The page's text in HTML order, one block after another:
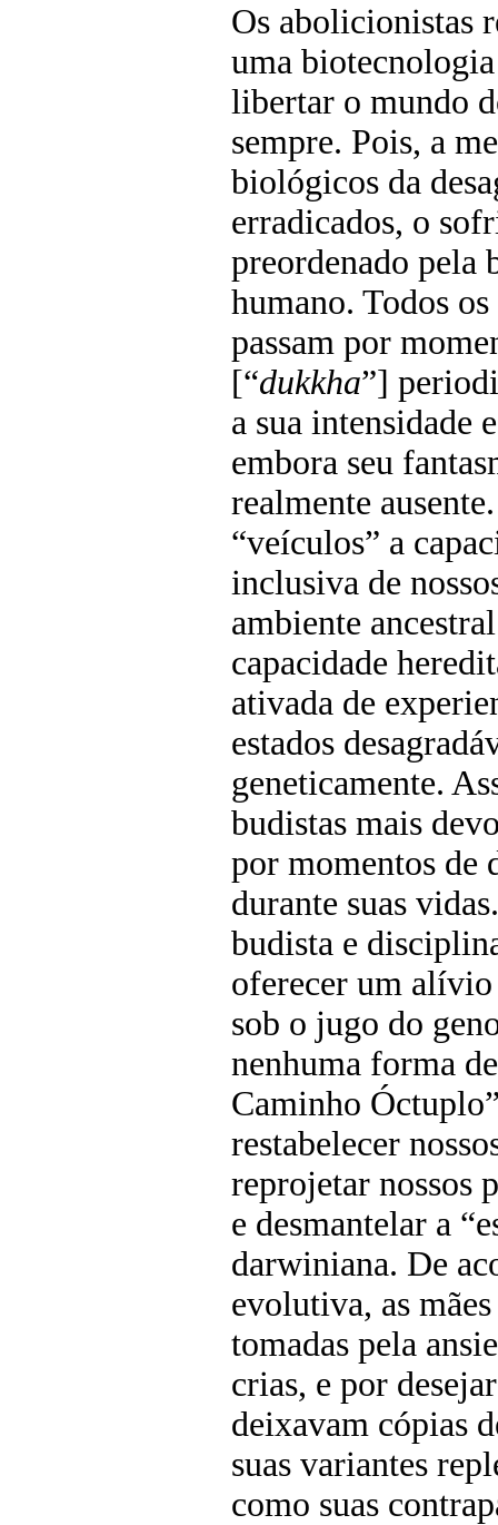
Os abolicionistas
uma
libertar o mundo
sempre. Pois, a
biológicos da
erradicados, o
preordenado pela
humano. Todos
passam por
[“dukkha”]
a sua intensidade
embora seu
realmente
“veículos” a
inclusiva de
ambiente
capacidade
ativada de
estados
geneticamente.
budistas mais
por momentos de
durante suas
budista e
oferecer um
sob o jugo do
nenhuma forma
Caminho
restabelecer
reprojetar nossos
e desmantelar a
darwiniana. De
evolutiva, as
tomadas pela
crias, e por
deixavam cópias
suas variantes
como suas